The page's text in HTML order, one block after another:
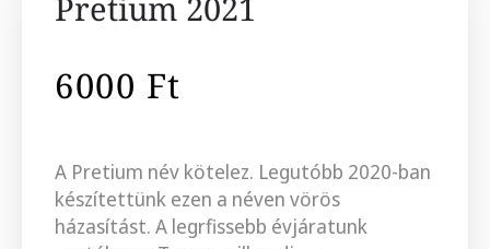
6000 Ft
A Pretium név kötelez. Legutóbb 2020-ban
készítettünk ezen a néven vörös
házasítást. A legrfissebb évjáratunk